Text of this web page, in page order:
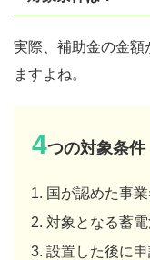
実際、補助金の金額
ますよね。
4つの対象条件
国が認めた事
対象となる蓄
設置した後に